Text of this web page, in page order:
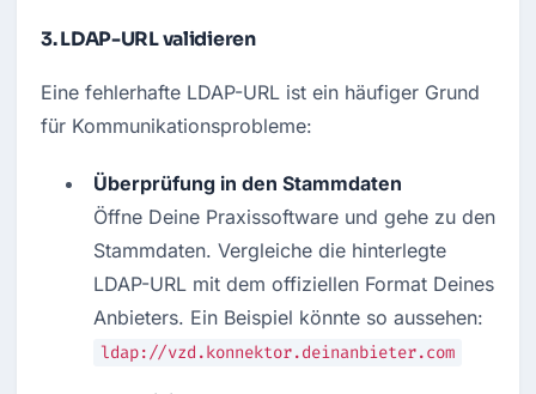
3.LDAP-URL validieren
Eine fehlerhafte LDAP-URL ist ein häufiger Grund
für Kommunikationsprobleme:
Überprüfung in den Stammdaten
Öffne Deine Praxissoftware und gehe zu den
Stammdaten. Vergleiche die hinterlegte
LDAP-URL mit dem offiziellen Format Deines
Anbieters. Ein Beispiel könnte so aussehen:
ldap://vzd.konnektor.deinanbieter.com